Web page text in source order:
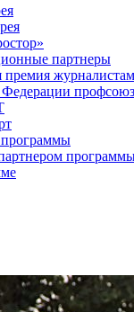
партнеры
премия